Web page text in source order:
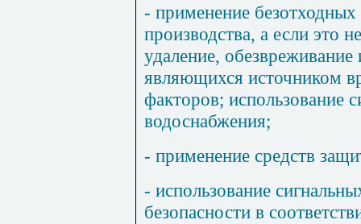
- применение безотходных
производства, а если это
удаление,
являющихся источником
факторов; использование
водоснабжения;
- применение средств
- использование
безопасности в